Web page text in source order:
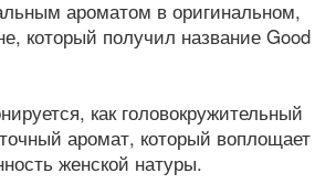
ароматом в оригинальном,
который получил название Good
как головокружительный
аромат, который воплощает
женской натуры.